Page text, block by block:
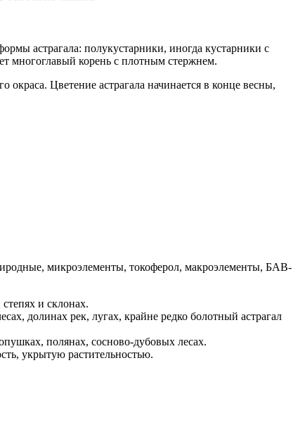
астрагала: полукустарники, иногда кустарники с
многоглавый корень с плотным стержнем.
Цветение астрагала начинается в конце весны,
микроэлементы, токоферол, макроэлементы, БАВ-
и склонах.
долинах рек, лугах, крайне редко болотный астрагал
полянах, сосново-дубовых лесах.
укрытую растительностью.